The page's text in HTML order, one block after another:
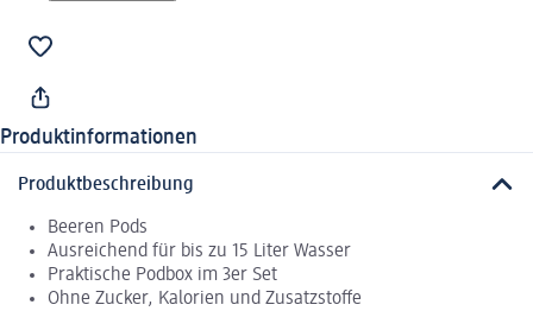
Produktinformationen
Produktbeschreibung
Beeren Pods
Ausreichend für bis zu 15 Liter Wasser
Praktische Podbox im 3er Set
Ohne Zucker, Kalorien und Zusatzstoffe